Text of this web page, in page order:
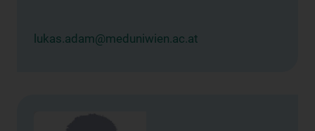
lukas.adam@meduniwien.ac.at